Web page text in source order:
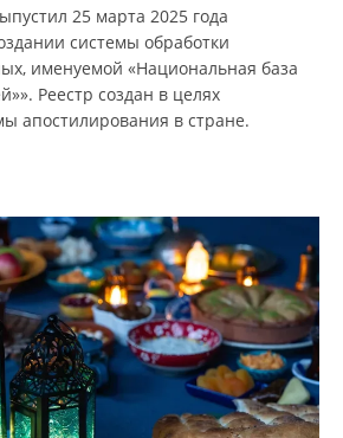
25 марта 2025 года
системы обработки
именуемой «Национальная база
Реестр создан в целях
апостилирования в стране.